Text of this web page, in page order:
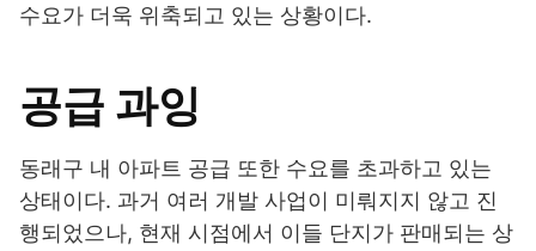
수요가 더욱 위축되고 있는 상황이다.
공급 과잉
동래구 내 아파트 공급 또한 수요를 초과하고 있는
상태이다. 과거 여러 개발 사업이 미뤄지지 않고 진
행되었으나, 현재 시점에서 이들 단지가 판매되는 상